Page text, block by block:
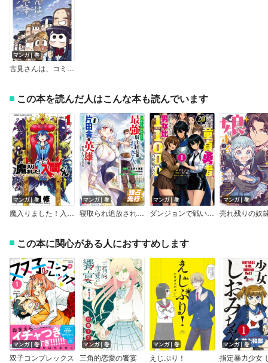
マンガ｜巻
古見さんは、コミュ症です。 公式ファンブック
この本を読んだ人はこんな本も読んでいます
マンガ｜巻
魔入りました！入間くん
マンガ｜巻
寝取られ追放された最強騎士団長のおっさん、片田舎で英雄に祭り上げられる（コミック）
マンガ｜巻
ダンジョンで戦い続けて20年の童貞勇者、地上に戻ったら男女比1：1000の世界だった（コミック）
マンガ｜巻
この本に関心がある人におすすめします
マンガ｜巻
双子コンプレックス
マンガ｜巻
三角的恋愛の饗宴
マンガ｜巻
えじぷり！
マンガ｜巻